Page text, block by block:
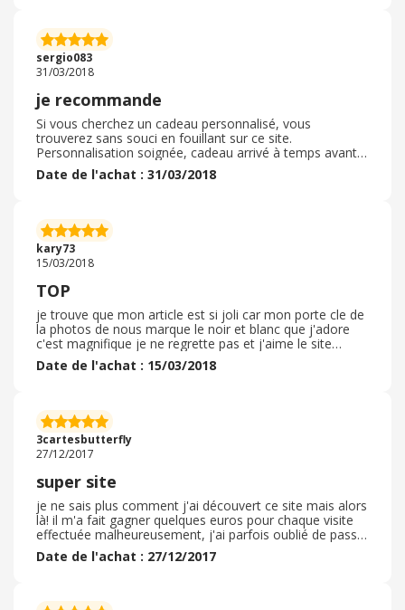
souci particulier pour la valider. Délai de livraison
respecté et emballage correct Je pense que je
reviendrais sur ce site au besoin
sergio083
31/03/2018
je recommande
Si vous cherchez un cadeau personnalisé, vous
trouverez sans souci en fouillant sur ce site.
Personnalisation soignée, cadeau arrivé à temps avant
Noël, ainsi tout le monde a été content. je recommande!
Date de l'achat : 31/03/2018
kary73
15/03/2018
TOP
je trouve que mon article est si joli car mon porte cle de
la photos de nous marque le noir et blanc que j'adore
c'est magnifique je ne regrette pas et j'aime le site
Amikado je continue le regarder si besoin
Date de l'achat : 15/03/2018
3cartesbutterfly
27/12/2017
super site
je ne sais plus comment j'ai découvert ce site mais alors
là! il m'a fait gagner quelques euros pour chaque visite
effectuée malheureusement, j'ai parfois oublié de passer
par le site pour pouvoir bénéficier de réduc ou cashback
et je m'en souvenais seulement une fois la commande
Date de l'achat : 27/12/2017